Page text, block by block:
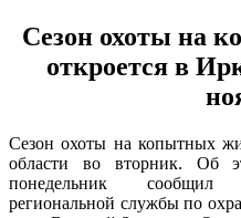
Сезон охоты на
откроется в
Сезон охоты на копытных
области во вторник. Об
понедельник сообщил
региональной службы по